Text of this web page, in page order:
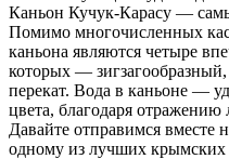
Каньон Кучук-Карасу —
Помимо многочисленных
каньона являются четыре
которых —
перекат. Вода в каньоне —
цвета, благодаря отражению
Давайте отправимся вместе
одному из лучших